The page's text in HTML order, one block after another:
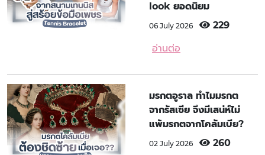
look ยอดนิยม
06 July 2026 229
อ่านต่อ
มรกตอูราล ทำไมมรกต
จากรัสเซีย จึงมีเสน่ห์ไม่
แพ้มรกตจากโคลัมเบีย?
02 July 2026 260